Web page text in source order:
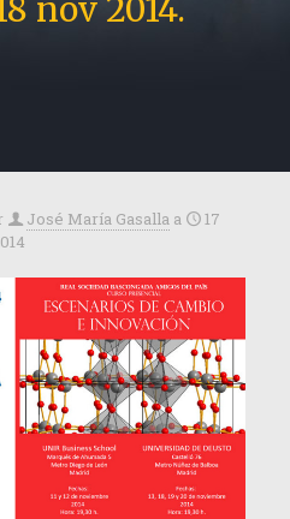
nov 2014.
José María Gasalla a
17